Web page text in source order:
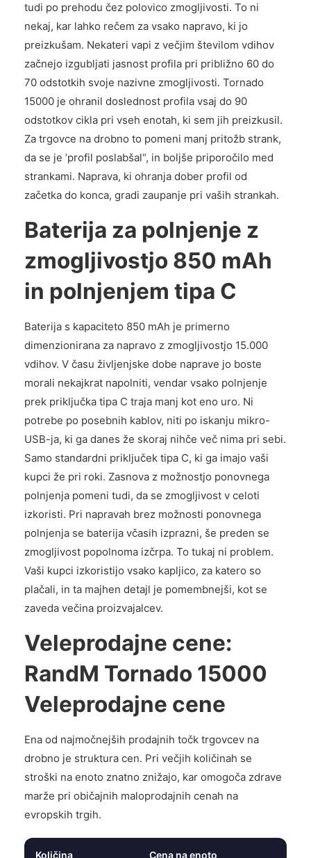
tudi po prehodu čez polovico zmogljivosti. To ni
nekaj, kar lahko rečem za vsako napravo, ki jo
preizkušam. Nekateri vapi z večjim številom vdihov
začnejo izgubljati jasnost profila pri približno 60 do
70 odstotkih svoje nazivne zmogljivosti. Tornado
15000 je ohranil doslednost profila vsaj do 90
odstotkov cikla pri vseh enotah, ki sem jih preizkusil.
Za trgovce na drobno to pomeni manj pritožb strank,
da se je ’profil poslabšal“, in boljše priporočilo med
strankami. Naprava, ki ohranja dober profil od
začetka do konca, gradi zaupanje pri vaših strankah.
Baterija za polnjenje z
zmogljivostjo 850 mAh
in polnjenjem tipa C
Baterija s kapaciteto 850 mAh je primerno
dimenzionirana za napravo z zmogljivostjo 15.000
vdihov. V času življenjske dobe naprave jo boste
morali nekajkrat napolniti, vendar vsako polnjenje
prek priključka tipa C traja manj kot eno uro. Ni
potrebe po posebnih kablov, niti po iskanju mikro-
USB-ja, ki ga danes že skoraj nihče več nima pri sebi.
Samo standardni priključek tipa C, ki ga imajo vaši
kupci že pri roki. Zasnova z možnostjo ponovnega
polnjenja pomeni tudi, da se zmogljivost v celoti
izkoristi. Pri napravah brez možnosti ponovnega
polnjenja se baterija včasih izprazni, še preden se
zmogljivost popolnoma izčrpa. To tukaj ni problem.
Vaši kupci izkoristijo vsako kapljico, za katero so
plačali, in ta majhen detajl je pomembnejši, kot se
zaveda večina proizvajalcev.
Veleprodajne cene:
RandM Tornado 15000
Veleprodajne cene
Ena od najmočnejših prodajnih točk trgovcev na
drobno je struktura cen. Pri večjih količinah se
stroški na enoto znatno znižajo, kar omogoča zdrave
marže pri običajnih maloprodajnih cenah na
evropskih trgih.
Količina Cena na enoto